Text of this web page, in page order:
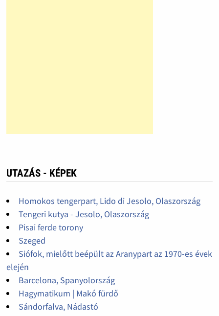
UTAZÁS - KÉPEK
Homokos tengerpart, Lido di Jesolo, Olaszország
Tengeri kutya - Jesolo, Olaszország
Pisai ferde torony
Szeged
Siófok, mielőtt beépült az Aranypart az 1970-es évek
elején
Barcelona, Spanyolország
Hagymatikum | Makó fürdő
Sándorfalva, Nádastó